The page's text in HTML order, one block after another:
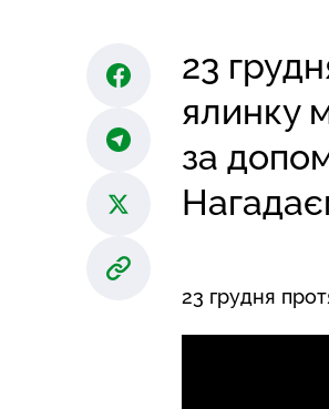
23
ялинку
за
23 грудня